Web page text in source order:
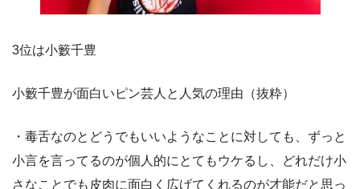
3位は小籔千豊
小籔千豊が面白いピン芸人と人気の理由（抜粋）
・毒舌なのとどうでもいいようなことに対しても、ずっと
小言を言ってるのが個人的にとてもウケるし、どれだけ小
さなことでも皮肉に面白く広げてくれるのが才能だと思っ